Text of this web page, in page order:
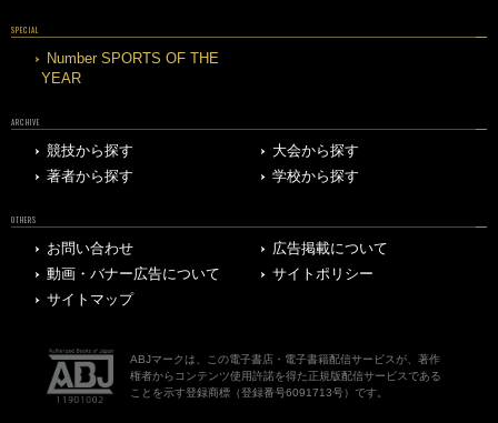
SPECIAL
Number SPORTS OF THE
YEAR
ARCHIVE
競技から探す
大会から探す
著者から探す
学校から探す
OTHERS
お問い合わせ
広告掲載について
動画・バナー広告について
サイトポリシー
サイトマップ
ABJマークは、この電子書店・電子書籍配信サービスが、著作
権者からコンテンツ使用許諾を得た正規版配信サービスである
ことを示す登録商標（登録番号6091713号）です。